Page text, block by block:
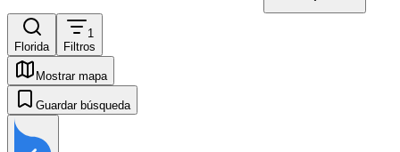
Florida
1
Filtros
Mostrar mapa
Guardar búsqueda